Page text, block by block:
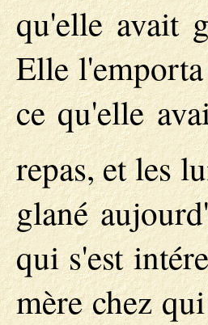
qu'elle avait
Elle
ce qu'elle
repas, et les
glané
qui s'est
mère chez